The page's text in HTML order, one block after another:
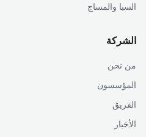
السبا والمساج
الشركة
من نحن
المؤسسون
الفريق
الأخبار